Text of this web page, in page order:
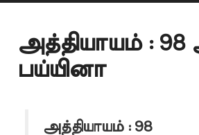
அத்தியாயம் :
பய்யினா
அத்தியாயம் : 98